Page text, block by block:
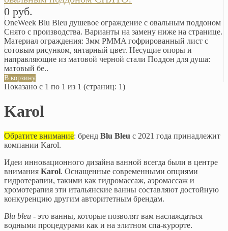
0 руб.
OneWeek Blu Bleu душевое ограждение с овальным поддоном
Снято с производства. Варианты на замену ниже на странице.
Материал ограждения: 3мм PMMA гофрированный лист с
сотовым рисунком, янтарный цвет. Несущие опоры и
направляющие из матовой черной стали Поддон для душа:
матовый бе..
В корзину
Показано с 1 по 1 из 1 (страниц: 1)
Karol
Обратите внимание: бренд Blu Bleu с 2021 года принадлежит
компании Karol.
Идеи инновационного дизайна ванной всегда были в центре
внимания Karol. Оснащенные современными опциями
гидротерапии, такими как гидромассаж, аэромассаж и
хромотерапия эти итальянские ванны составляют достойную
конкуренцию другим авторитетным брендам.
Blu bleu - это ванны, которые позволят вам наслаждаться
водными процедурами как и на элитном спа-курорте.